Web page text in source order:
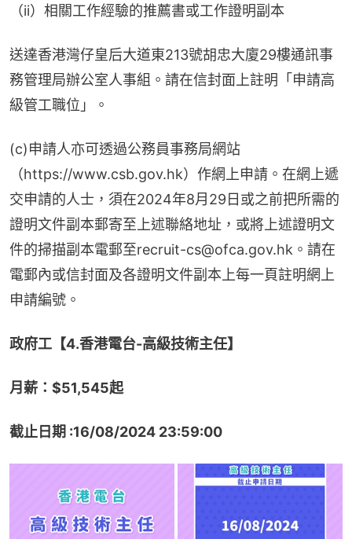
（ii）相關工作經驗的推薦書或工作證明副本
送達香港灣仔皇后大道東213號胡忠大廈29樓通訊事
務管理局辦公室人事組。請在信封面上註明「申請高
級管工職位」。
(c)申請人亦可透過公務員事務局網站
（https://www.csb.gov.hk）作網上申請。在網上遞
交申請的人士，須在2024年8月29日或之前把所需的
證明文件副本郵寄至上述聯絡地址，或將上述證明文
件的掃描副本電郵至recruit-cs@ofca.gov.hk。請在
電郵內或信封面及各證明文件副本上每一頁註明網上
申請編號。
政府工【4.香港電台-高級技術主任】
月薪：$51,545起
截止日期 :16/08/2024 23:59:00